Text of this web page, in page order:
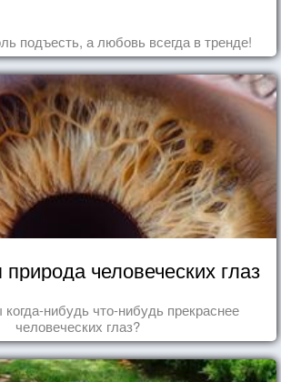
подъесть, а любовь всегда в тренде!
человеческих глаз
нибудь что-нибудь прекраснее
человеческих глаз?